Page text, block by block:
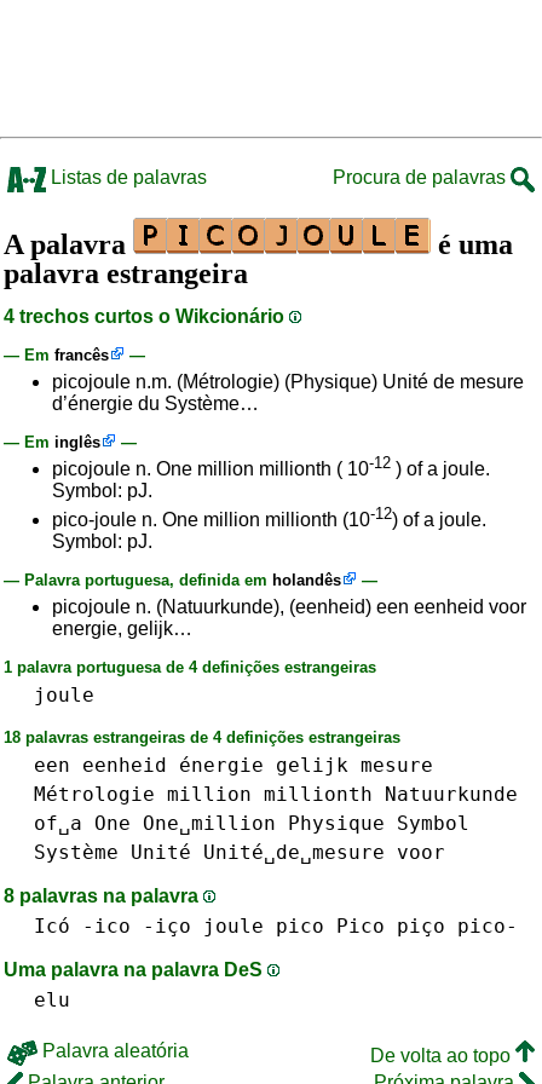
Listas de palavras Procura de palavras
A palavra
é uma
palavra estrangeira
4 trechos curtos o Wikcionário
— Em francês —
picojoule n.m. (Métrologie) (Physique) Unité de mesure
d’énergie du Système…
— Em inglês —
picojoule n. One million millionth ( 10-12 ) of a joule.
Symbol: pJ.
pico-joule n. One million millionth (10-12) of a joule.
Symbol: pJ.
— Palavra portuguesa, definida em holandês —
picojoule n. (Natuurkunde), (eenheid) een eenheid voor
energie, gelijk…
1 palavra portuguesa de 4 definições estrangeiras
joule
18 palavras estrangeiras de 4 definições estrangeiras
een eenheid énergie gelijk mesure
Métrologie million millionth
Natuurkunde
of␣a
One One␣million Physique
Symbol
Système
Unité Unité␣de␣mesure voor
8 palavras na palavra
Icó -ico -iço joule pico Pico piço pico-
Uma palavra na palavra DeS
elu
Palavra aleatória
De volta ao topo